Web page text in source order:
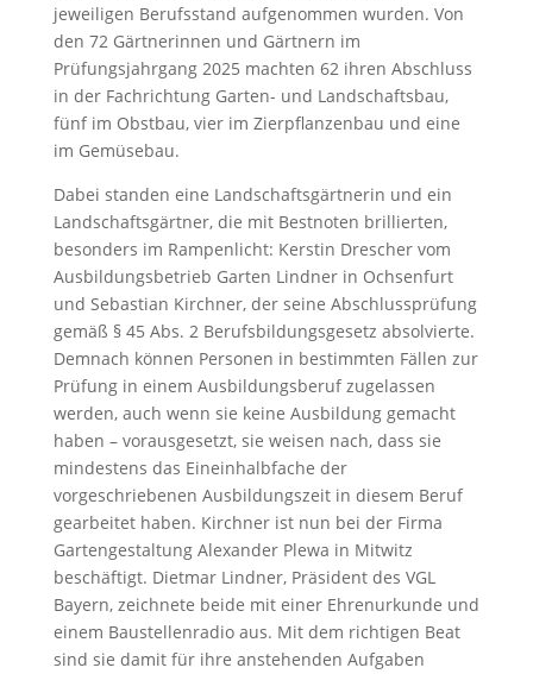
jeweiligen Berufsstand aufgenommen wurden. Von
den 72 Gärtnerinnen und Gärtnern im
Prüfungsjahrgang 2025 machten 62 ihren Abschluss
in der Fachrichtung Garten- und Landschaftsbau,
fünf im Obstbau, vier im Zierpflanzenbau und eine
im Gemüsebau.
Dabei standen eine Landschaftsgärtnerin und ein
Landschaftsgärtner, die mit Bestnoten brillierten,
besonders im Rampenlicht: Kerstin Drescher vom
Ausbildungsbetrieb Garten Lindner in Ochsenfurt
und Sebastian Kirchner, der seine Abschlussprüfung
gemäß § 45 Abs. 2 Berufsbildungsgesetz absolvierte.
Demnach können Personen in bestimmten Fällen zur
Prüfung in einem Ausbildungsberuf zugelassen
werden, auch wenn sie keine Ausbildung gemacht
haben – vorausgesetzt, sie weisen nach, dass sie
mindestens das Eineinhalbfache der
vorgeschriebenen Ausbildungszeit in diesem Beruf
gearbeitet haben. Kirchner ist nun bei der Firma
Gartengestaltung Alexander Plewa in Mitwitz
beschäftigt. Dietmar Lindner, Präsident des VGL
Bayern, zeichnete beide mit einer Ehrenurkunde und
einem Baustellenradio aus. Mit dem richtigen Beat
sind sie damit für ihre anstehenden Aufgaben